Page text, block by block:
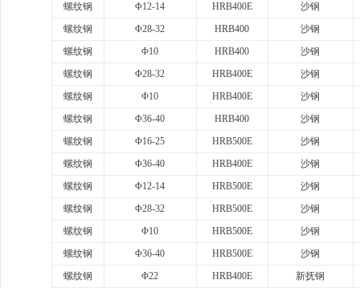
螺纹钢
Φ12-14 HRB400E
沙钢
螺纹钢
Φ28-32 HRB400
沙钢
螺纹钢
Φ10 HRB400
沙钢
螺纹钢
Φ28-32 HRB400E
沙钢
螺纹钢
Φ10 HRB400E
沙钢
螺纹钢
Φ36-40 HRB400
沙钢
螺纹钢
Φ16-25 HRB500E
沙钢
螺纹钢
Φ36-40 HRB400E
沙钢
螺纹钢
Φ12-14 HRB500E
沙钢
螺纹钢
Φ28-32 HRB500E
沙钢
螺纹钢
Φ10 HRB500E
沙钢
螺纹钢
Φ36-40 HRB500E
沙钢
螺纹钢
Φ22 HRB400E
新抚钢